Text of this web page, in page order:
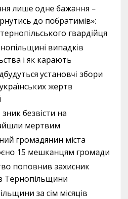
лише одне бажання –
до побратимів»:
гвардійця
випадків
і як карають
установчі збори
жертв
безвісти на
мертвим
громадянин міста
15 мешканцям громади
поповнив захисник
Тернопільщини
за сім місяців